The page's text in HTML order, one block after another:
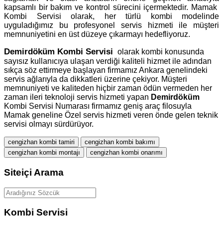
kapsamlı bir bakım ve kontrol sürecini içermektedir. Mamak
Kombi Servisi olarak, her türlü kombi modelinde
uyguladığımız bu profesyonel servis hizmeti ile müşteri
memnuniyetini en üst düzeye çıkarmayı hedefliyoruz.
Demirdöküm Kombi Servisi olarak kombi konusunda
sayısız kullanıcıya ulaşan verdiği kaliteli hizmet ile adından
sıkça söz ettirmeye başlayan firmamız Ankara genelindeki
servis ağlarıyla da dikkatleri üzerine çekiyor. Müşteri
memnuniyeti ve kaliteden hiçbir zaman ödün vermeden her
zaman ileri teknoloji servis hizmeti yapan Demirdöküm
Kombi Servisi Numarası firmamız geniş araç filosuyla
Mamak geneline Özel servis hizmeti veren önde gelen teknik
servisi olmayı sürdürüyor.
cengizhan kombi tamiri
cengizhan kombi bakımı
cengizhan kombi montajı
cengizhan kombi onarımı
Siteiçi Arama
Kombi Servisi